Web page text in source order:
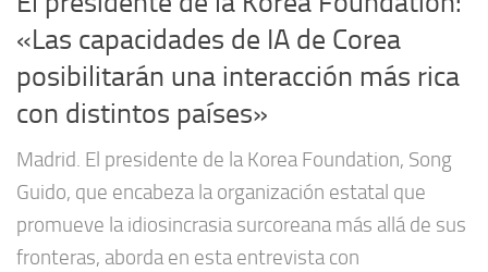
«Las capacidades de IA de Corea
posibilitarán una interacción más rica
con distintos países»
Madrid. El presidente de la Korea Foundation, Song
Guido, que encabeza la organización estatal que
promueve la idiosincrasia surcoreana más allá de sus
fronteras, aborda en esta entrevista con